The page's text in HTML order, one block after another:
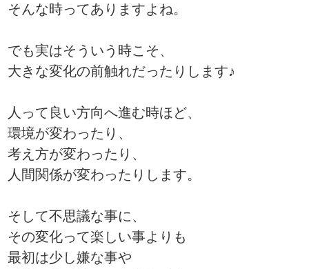
そんな時ってありますよね。
でも実はそういう時こそ、
大きな変化の前触れだったりします♪
人って良い方向へ進む時ほど、
環境が変わったり、
考え方が変わったり、
人間関係が変わったりします。
そして不思議な事に、
その変化って楽しい事よりも
最初は少し嫌な事や